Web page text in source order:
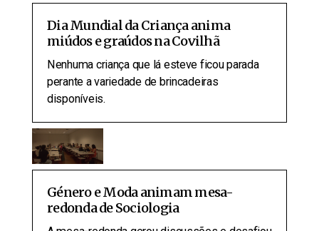
Dia Mundial da Criança anima
miúdos e graúdos na Covilhã
Nenhuma criança que lá esteve ficou parada
perante a variedade de brincadeiras
disponíveis.
Género e Moda animam mesa-
redonda de Sociologia